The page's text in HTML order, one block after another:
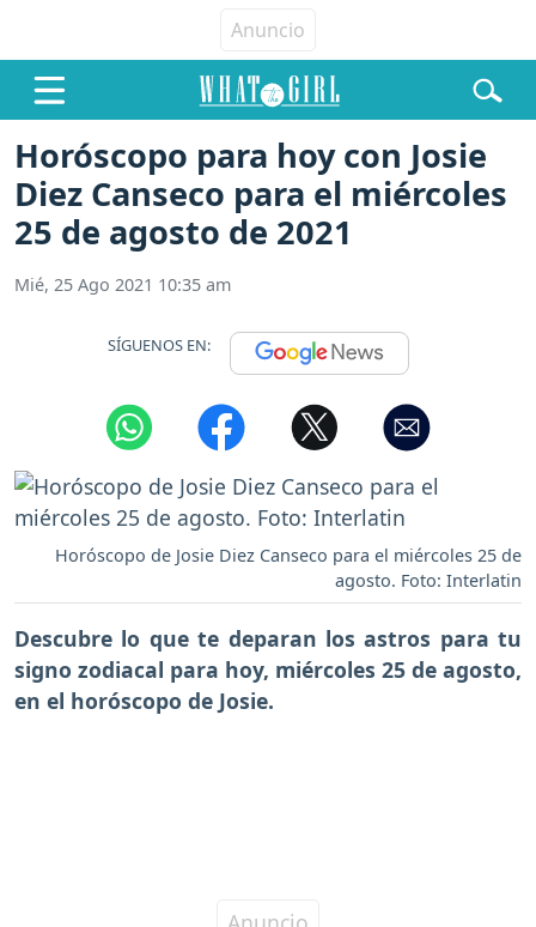
Horóscopo para hoy con Josie
Diez Canseco para el miércoles
25 de agosto de 2021
Mié, 25 Ago 2021 10:35 am
SÍGUENOS EN:
Horóscopo de Josie Diez Canseco para el miércoles 25 de
agosto. Foto: Interlatin
Descubre lo que te deparan los astros para tu
signo zodiacal para hoy, miércoles 25 de agosto,
en el horóscopo de Josie.